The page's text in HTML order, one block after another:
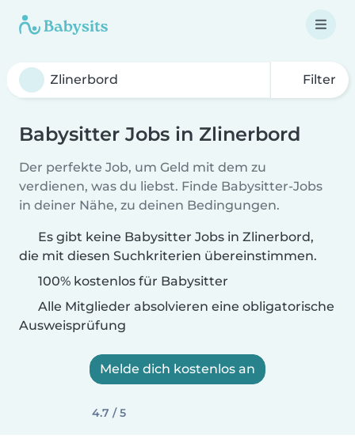
Filter
Babysitter Jobs in Zlinerbord
Der perfekte Job, um Geld mit dem zu
verdienen, was du liebst. Finde Babysitter-Jobs
in deiner Nähe, zu deinen Bedingungen.
Es gibt keine Babysitter Jobs in Zlinerbord,
die mit diesen Suchkriterien übereinstimmen.
100% kostenlos für Babysitter
Alle Mitglieder absolvieren eine obligatorische
Ausweisprüfung
Melde dich kostenlos an
4.7 / 5